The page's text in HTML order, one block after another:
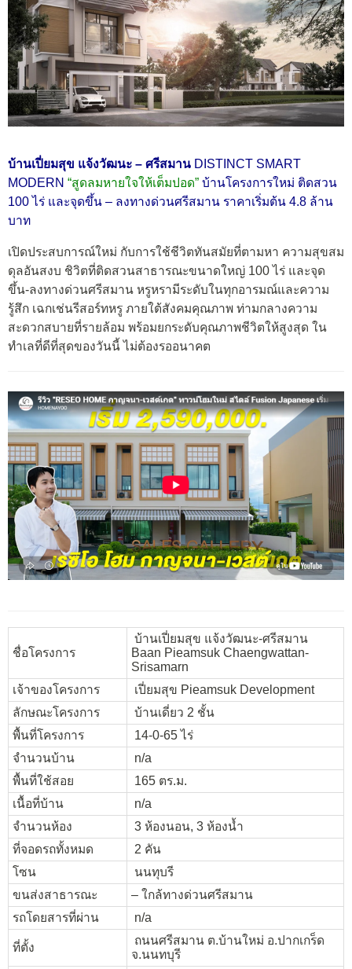
บ้านเปี่ยมสุข แจ้งวัฒนะ – ศรีสมาน DISTINCT SMART
MODERN “สูดลมหายใจให้เต็มปอด” บ้านโครงการใหม่ ติดสวน
100 ไร่ และจุดขึ้น – ลงทางด่วนศรีสมาน ราคาเริ่มต้น 4.8 ล้าน
บาท
เปิดประสบการณ์ใหม่ กับการใช้ชีวิตทันสมัยที่ตามหา ความสุขสม
ดุลอันสงบ ชิวิตที่ติดสวนสาธารณะขนาดใหญ่ 100 ไร่ และจุด
ขึ้น-ลงทางด่วนศรีสมาน หรูหรามีระดับในทุกอารมณ์และความ
รู้สึก เฉกเช่นรีสอร์ทหรู ภายใต้สังคมคุณภาพ ท่ามกลางความ
สะดวกสบายที่รายล้อม พร้อมยกระดับคุณภาพชีวิตให้สูงสุด ใน
ทำเลที่ดีที่สุดของวันนี้ ไม่ต้องรออนาคต
ชื่อโครงการ
บ้านเปี่ยมสุข แจ้งวัฒนะ-ศรีสมาน
Baan Pieamsuk Chaengwattan-
Srisamarn
เจ้าของโครงการ
เปี่ยมสุข Pieamsuk Development
ลักษณะโครงการ
บ้านเดี่ยว 2 ชั้น
พื้นที่โครงการ
14-0-65 ไร่
จำนวนบ้าน
n/a
พื้นที่ใช้สอย
165 ตร.ม.
เนื้อที่บ้าน
n/a
จำนวนห้อง
3 ห้องนอน, 3 ห้องน้ำ
ที่จอดรถทั้งหมด
2 คัน
โซน
นนทุบรี
ขนส่งสาธารณะ
– ใกล้ทางด่วนศรีสมาน
รถโดยสารที่ผ่าน
n/a
ที่ตั้ง
ถนนศรีสมาน ต.บ้านใหม่ อ.ปากเกร็ด
จ.นนทบุรี